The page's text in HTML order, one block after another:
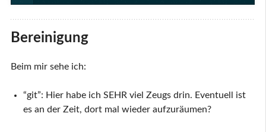
Bereinigung
Beim mir sehe ich:
“git”: Hier habe ich SEHR viel Zeugs drin. Eventuell ist
es an der Zeit, dort mal wieder aufzuräumen?